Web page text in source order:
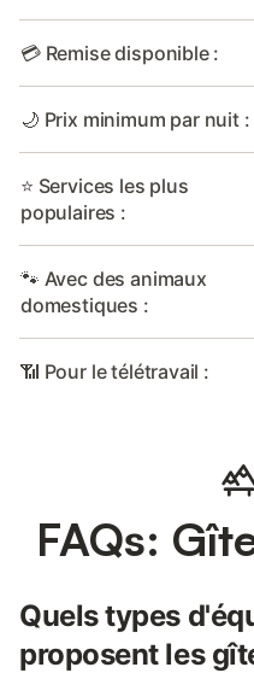
💳 Remise disponible :
🌙 Prix minimum par nuit :
⭐ Services les plus
populaires :
🐾 Avec des animaux
domestiques :
📶 Pour le télétravail :
FAQs:
Quels types
proposent les